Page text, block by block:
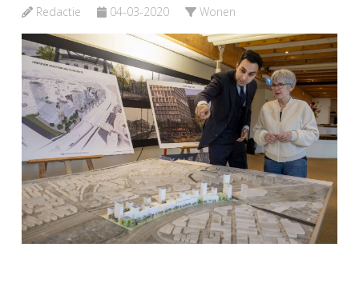
Redactie 04-03-2020 Wonen